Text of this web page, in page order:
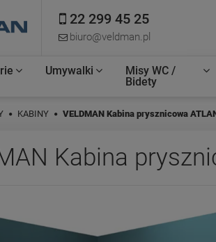
22 299 45 25
biuro@veldman.pl
Umywalki
Misy WC /
Bidety
KABINY VELDMAN Kabina prysznicowa
Kabina